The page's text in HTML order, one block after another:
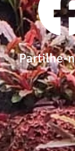
Partilhe-